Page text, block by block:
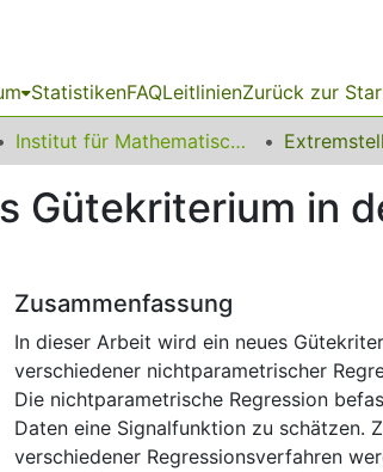
StatistikenFAQLeitlinienZurück zur
Institut für Mathematische Statistik und industrielle Anwendungen
Gütekriterium in
Zusammenfassung
In dieser Arbeit wird ein neues
verschiedener nichtparametrischer
Die nichtparametrische Regression
Daten eine Signalfunktion zu schätzen.
verschiedener Regressionsverfahren